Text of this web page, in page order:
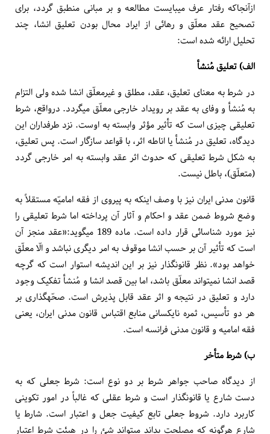
ازآن­جاکه رفتار عرف می­بایست مطالعه و بر مبانی منطبق گردد، برای
تصحیح عقد معلّق و رهائی از ایراد محال بودن تعلیق انشا، چند
تحلیل ارائه شده است:
الف) تعلیق مُنشأ
در شرط به معنای تعلیق، عقد، مطلق و غیرمعلّق انشا شده ولی التزام
به مُنشأ و وفای به عقد بر رویداد خارجی معلّق می­گردد. درواقع، شرط
تعلیقی چیزی است که تأثیر مؤثر وابسته به اوست. نزد طرف­داران این
دیدگاه، تعلیق در مُنشأ یا اناطه اثر، با قواعد سازگار است. پس تعلیق،
به شکل شرط تعلیقی که حدوث اثر عقد وابسته به امر خارجی گردد
(متعلّق)، باطل نیست.
قانون مدنی ایران نیز با ­وصف این­که به پیروی از فقه امامیّه مستقلاً به
وضع شروط ضمن عقد و احکام و آثار آن پرداخته اما شرط تعلیقی را
نیز مورد شناسائی قرار داده است. ماده 189 می­گوید:«عقد منجز آن
است که تأثیر آن بر حسب انشا موقوف به امر دیگری نباشد و الّا معلّق
خواهد بود». نظر قانونگذار نیز بر این اندیشه استوار است که گرچه
قصد انشا نمی­تواند معلّق باشد، اما بین قصد انشا و مُنشأ تفکیک وجود
دارد و تعلیق در نتیجه و اثر عقد قابل پذیرش است. صحّه­گذاری بر
هر دو تأسیس، ثمره نایکسانی منابع اقتباس قانون مدنی ایران، یعنی
فقه امامیه و قانون مدنی فرانسه است.
ب)شرط متأخر
از دیدگاه صاحب جواهر شرط بر دو نوع است: شرط جعلی که به
دست شارع یا قانونگذار است و شرط عقلی که غالباً در امور تکوینی
کاربرد دارد. شروط جعلی تابع کیفیت جعل و اعتبار است. شارط یا
شارع هرگونه که مصلحت بداند می­تواند شئ را در هیئت شرط اعتبار